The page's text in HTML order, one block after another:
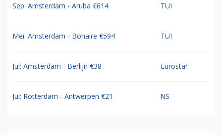
Sep: Amsterdam - Aruba €614 TUI
Mei: Amsterdam - Bonaire €594 TUI
Jul: Amsterdam - Berlijn €38 Eurostar
Jul: Rotterdam - Antwerpen €21 NS